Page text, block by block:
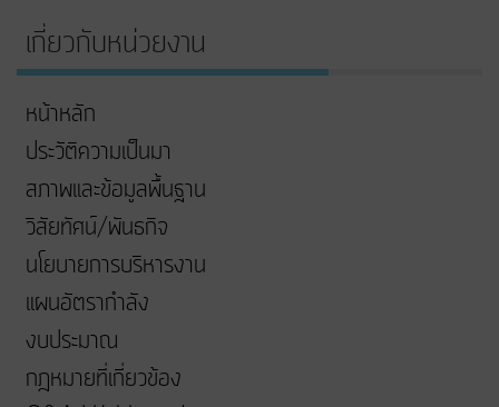
เกี่ยวกับหน่วยงาน
หน้าหลัก
ประวัติความเป็นมา
สภาพและข้อมูลพื้นฐาน
วิสัยทัศน์/พันธกิจ
นโยบายการบริหารงาน
แผนอัตรากำลัง
งบประมาณ
กฎหมายที่เกี่ยวข้อง